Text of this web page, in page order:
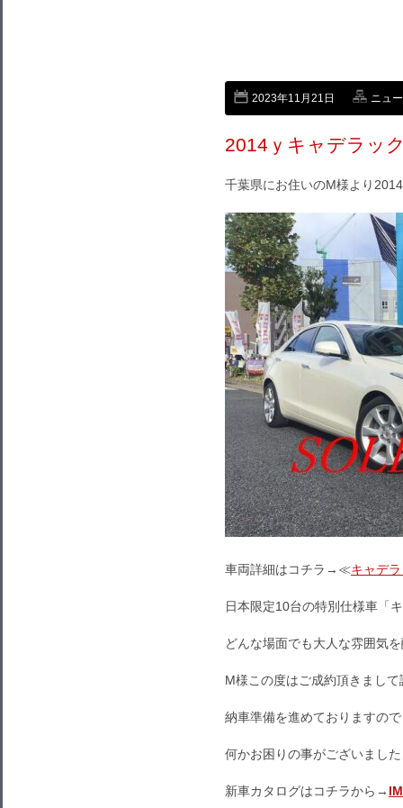
2023年11月21日 ニュ
2014ｙキャデラッ
千葉県にお住いのM様より
車両詳細はコチラ→≪キャデ
日本限定10台の特別仕様車「
どんな場面でも大人な雰囲気
M様この度はご成約頂きまし
納車準備を進めておりますの
何かお困りの事がございまし
新車カタログはコチラから→